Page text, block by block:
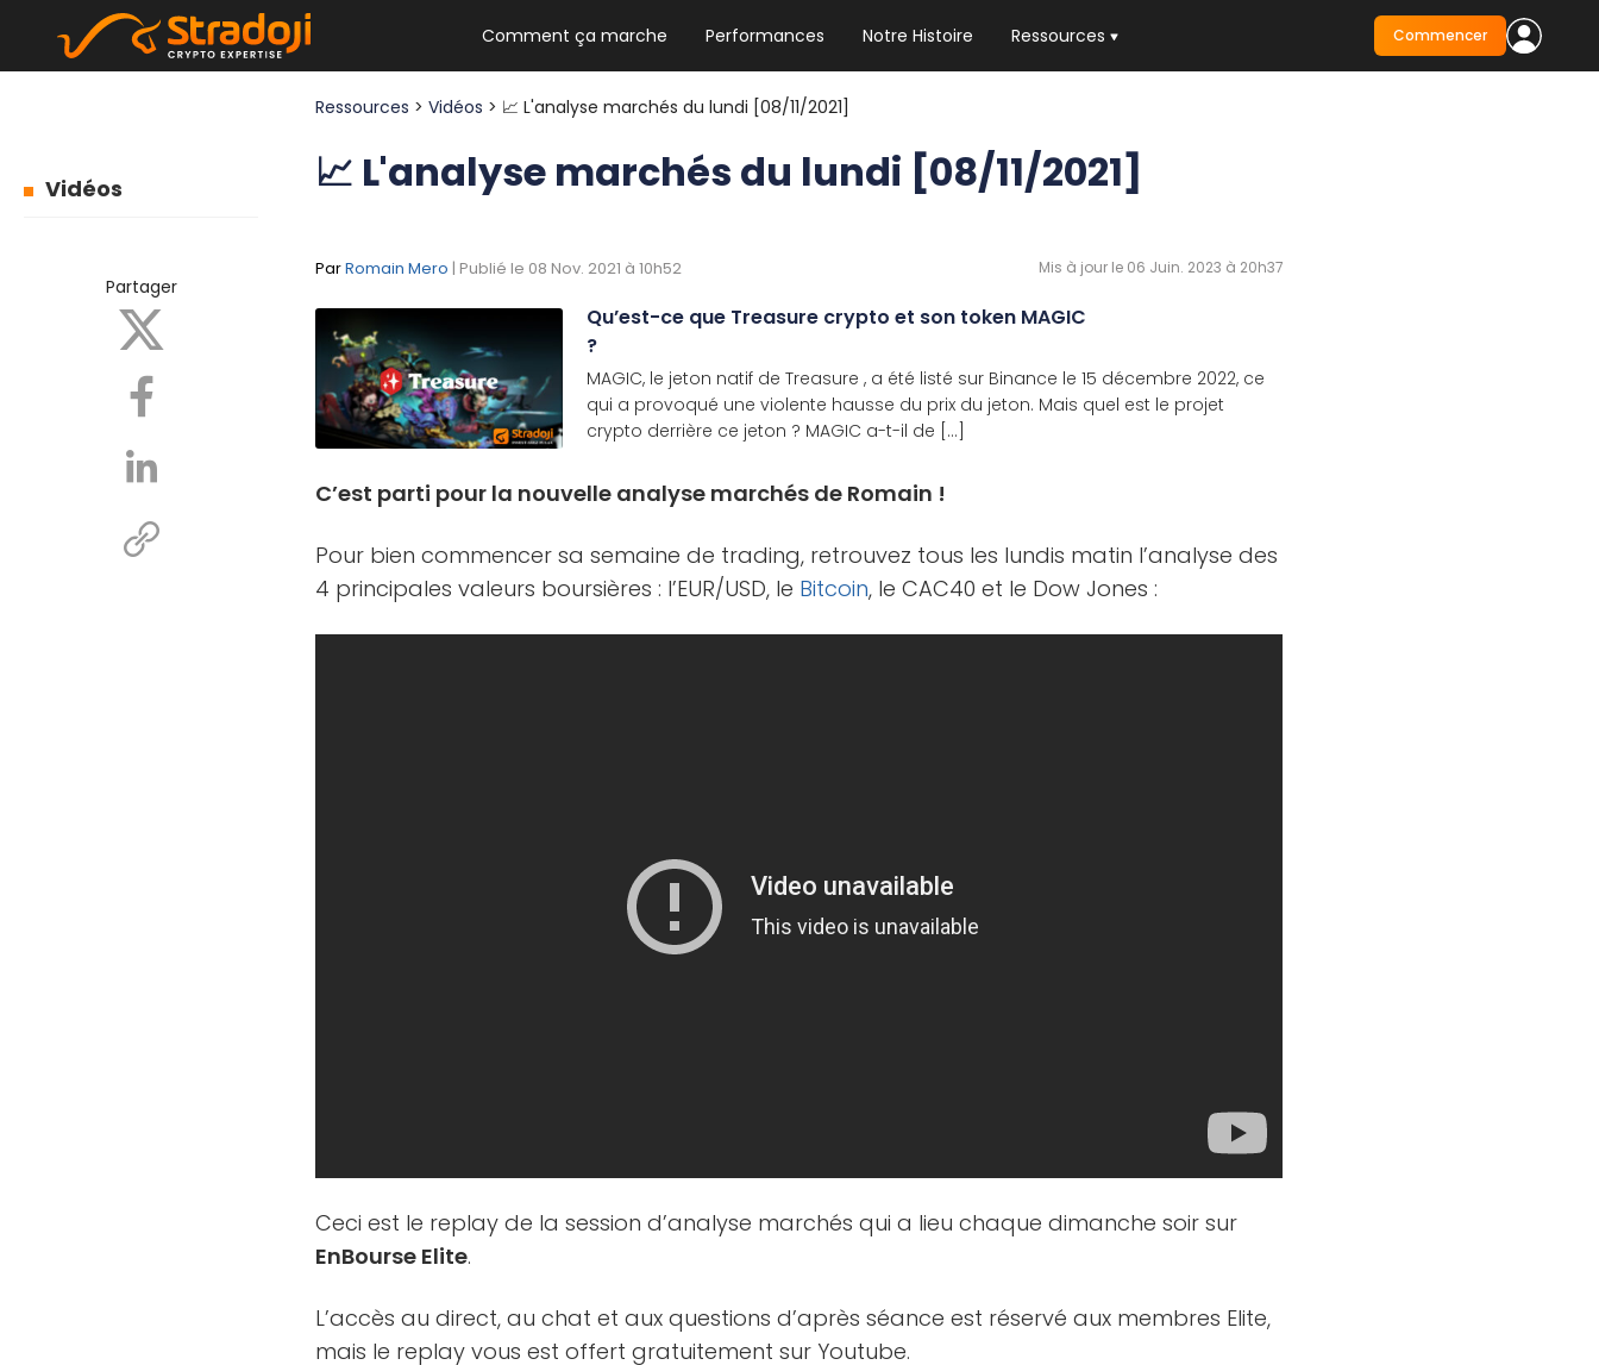
Comment ça marche Performances Notre Histoire Ressources
NEWSLETTER HEBDO
Les news crypto dont vous avez besoin
Commencer
Vidéos
Partager
Ressources >Vidéos > 📈 L'analyse marchés du lundi [08/11/2021]
📈 L'analyse marchés du lundi [08/11/2021]
ParRomain Mero | Publié le 08 Nov. 2021 à 10h52 Mis à jour le 06 Juin. 2023 à 20h37
Qu’est-ce que Treasure crypto et son token MAGIC
?
MAGIC, le jeton natif de Treasure , a été listé sur Binance le 15 décembre 2022, ce
qui a provoqué une violente hausse du prix du jeton. Mais quel est le projet
crypto derrière ce jeton ? MAGIC a-t-il de [...]
C’est parti pour la nouvelle analyse marchés de Romain !
Pour bien commencer sa semaine de trading, retrouvez tous les lundis matin l’analyse des
4 principales valeurs boursières : l’EUR/USD, le Bitcoin, le CAC40 et le Dow Jones :
Ceci est le replay de la session d’analyse marchés qui a lieu chaque dimanche soir sur
EnBourse Elite.
L’accès au direct, au chat et aux questions d’après séance est réservé aux membres Elite,
mais le replay vous est offert gratuitement sur Youtube.